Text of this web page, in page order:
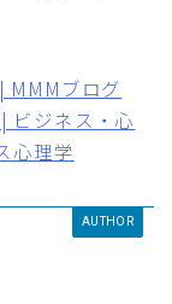
MMMブログ
ビジネス・心
心理学
AUTHOR